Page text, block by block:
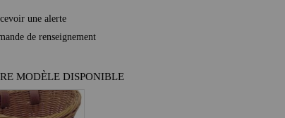
une alerte
de renseignement
MODÈLE DISPONIBLE